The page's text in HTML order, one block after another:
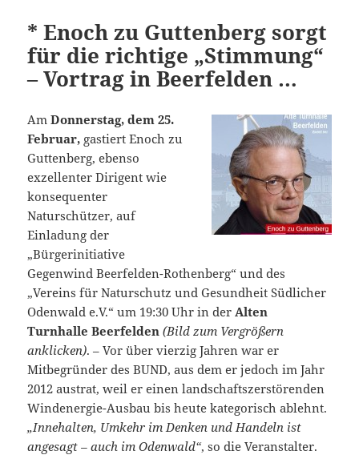
* Enoch zu Guttenberg sorgt
für die richtige „Stimmung“
– Vortrag in Beerfelden …
AmDonnerstag, dem 25.
Februar, gastiert Enoch zu
Guttenberg, ebenso
exzellenter Dirigent wie
konsequenter
Naturschützer, auf
Einladung der
„Bürgerinitiative
Gegenwind Beerfelden-Rothenberg“ und des
„Vereins für Naturschutz und Gesundheit Südlicher
Odenwald e.V.“ um 19:30 Uhr in der Alten
Turnhalle Beerfelden (Bild zum Vergrößern
anklicken). – Vor über vierzig Jahren war er
Mitbegründer des BUND, aus dem er jedoch im Jahr
2012 austrat, weil er einen landschaftszerstörenden
Windenergie-Ausbau bis heute kategorisch ablehnt.
„Innehalten, Umkehr im Denken und Handeln ist
angesagt – auch im Odenwald“, so die Veranstalter.